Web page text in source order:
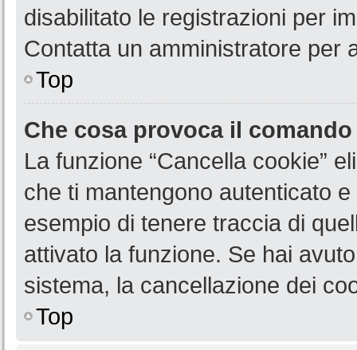
disabilitato le registrazioni per
Contatta un amministratore per
Top
Che cosa provoca il
La funzione “Cancella cookie”
che ti mantengono autenticato
esempio di tenere traccia di
attivato la funzione. Se hai
sistema, la cancellazione dei
Top